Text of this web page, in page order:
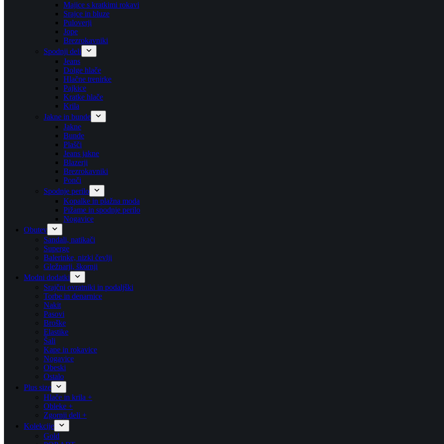
Majice s kratkimi rokavi
Srajce in bluze
Puloverji
Jope
Brezrokavniki
Spodnji deli
Jeans
Dolge hlače
Hlačne trenirke
Pajkice
Kratke hlače
Krila
Jakne in bunde
Jakne
Bunde
Plašči
Jeans jakne
Blazerji
Brezrokavniki
Ponči
Spodnje perilo
Kopalke in plažna moda
Pižame in spodnje perilo
Nogavice
Obutev
Sandali, natikači
Superge
Balerinke, nizki čevlji
Gležnarji, škornji
Modni dodatki
Srajčni ovratniki in podaljški
Torbe in denarnice
Nakit
Pasovi
Broške
Elastike
Šali
Kape in rokavice
Nogavice
Obeski
Ostalo
Plus size
Hlače in krila +
Obleke +
Zgornji deli +
Kolekcije
Gold